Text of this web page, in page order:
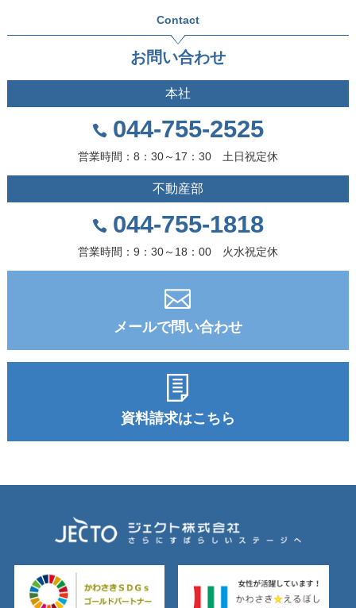
Contact
お問い合わせ
本社
044-755-2525
営業時間：8：30～17：30 土日祝定休
不動産部
044-755-1818
営業時間：9：30～18：00 火水祝定休
メールで問い合わせ
資料請求はこちら